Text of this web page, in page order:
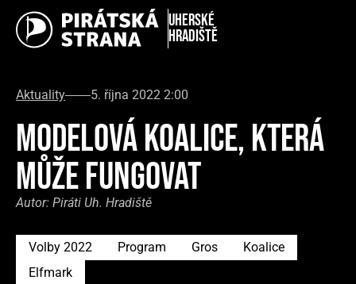
Uherské
Hradiště
Aktuality 5. října 2022 2:00
MODELOVÁ KOALICE, KTERÁ
MŮŽE FUNGOVAT
Autor: Piráti Uh. Hradiště
Volby 2022 Program Gros
Koalice
Elfmark